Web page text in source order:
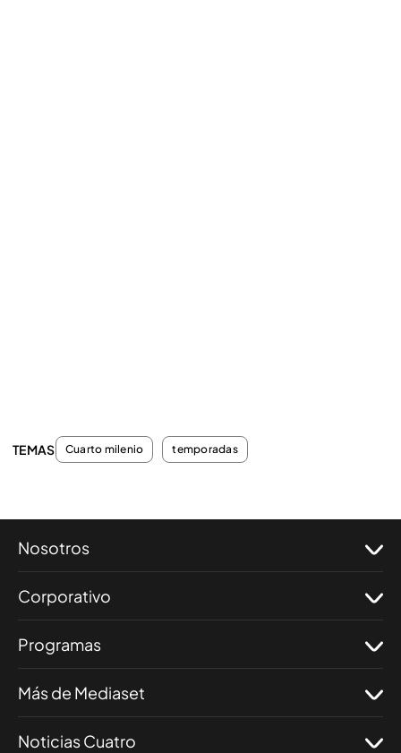
TEMAS Cuarto milenio temporadas
Nosotros
Corporativo
Programas
Más de Mediaset
Noticias Cuatro